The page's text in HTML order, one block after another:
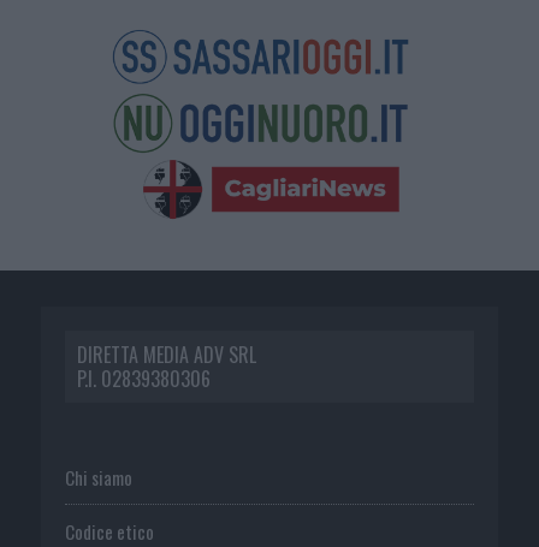
DIRETTA MEDIA ADV SRL
P.I. 02839380306
Chi siamo
Codice etico